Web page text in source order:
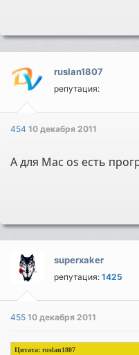
ruslan1807
репутация:
45410 декабря 2011
А для Mac os есть
superxaker
репутация:1425
45510 декабря 2011
Цитата: ruslan1807